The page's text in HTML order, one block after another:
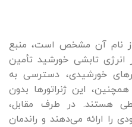
از نام آن مشخص است، منبع
انرژی تابشی خورشید تأمین
خورشیدی، دسترسی به
این ژنراتورها بدون
هستند. در طرف مقابل،
را ارائه می‌دهند و راندمان